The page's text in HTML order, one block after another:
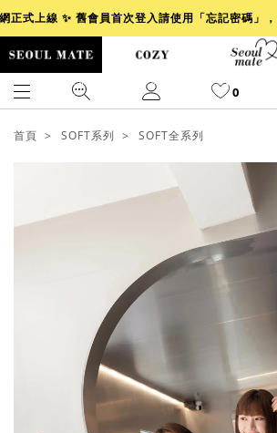
正式上線 ✨ 舊會員首次登入請使用「忘記密碼」
0
背心
小香
牛仔裙
首頁 SOFT系列 SOFT全系列